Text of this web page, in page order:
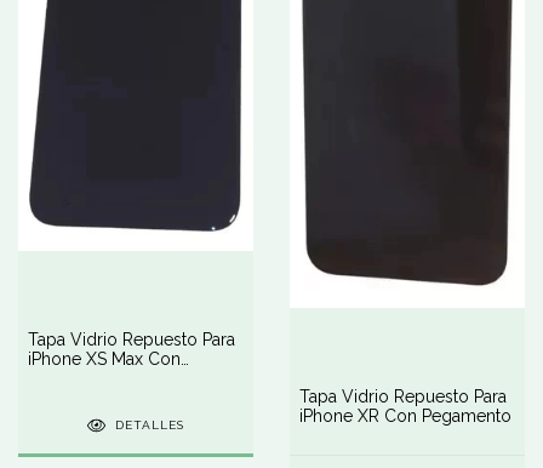
Tapa Vidrio Repuesto Para
iPhone XS Max Con
DETALLES
Tapa Vidrio Repuesto Para
iPhone XR Con Pegamento